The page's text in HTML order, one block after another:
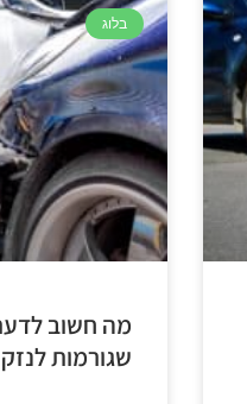
בלוג
מה חשוב
שגורמות